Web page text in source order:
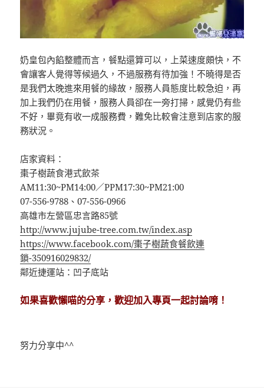
奶皇包內餡整體而言，餐點還算可以，上菜速度頗快，不
會讓客人覺得等候過久，不過服務有待加強！不曉得是否
是我們太晚進來用餐的緣故，服務人員態度比較急迫，再
加上我們仍在用餐，服務人員卻在一旁打掃，感覺仍有些
不好，畢竟有收一成服務費，難免比較會注意到店家的服
務狀況。
店家資料：
棗子樹蔬食港式飲茶
AM11:30~PM14:00／PPM17:30~PM21:00
07-556-9788、07-556-0966
高雄市左營區忠言路85號
http://www.jujube-tree.com.tw/index.asp
https://www.facebook.com/棗子樹蔬食餐飲連
鎖-350916029832/
鄰近捷運站：凹子底站
如果喜歡懶喵的分享，歡迎加入專頁一起討論唷！
努力分享中^^